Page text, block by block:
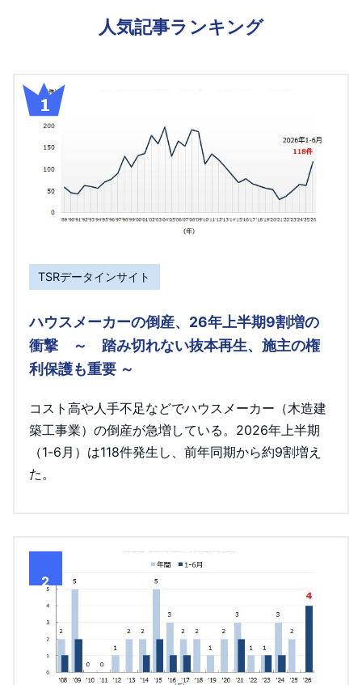
人気記事ランキング
TSRデータインサイト
ハウスメーカーの倒産、26年上半期9割増の
衝撃 ～ 踏み切れない抜本再生、施主の権
利保護も重要 ～
コスト高や人手不足などでハウスメーカー（木造建
築工事業）の倒産が急増している。2026年上半期
（1-6月）は118件発生し、前年同期から約9割増え
た。
2